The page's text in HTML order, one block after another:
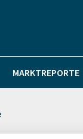
MARKTREPORTE